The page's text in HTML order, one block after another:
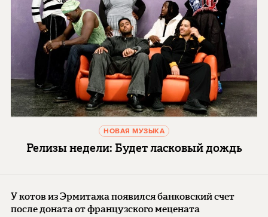
НОВАЯ МУЗЫКА
Релизы недели: Будет ласковый дождь
У котов из Эрмитажа появился банковский счет
после доната от французского мецената